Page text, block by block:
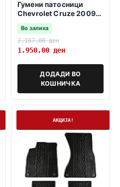
Гумени патосници
Chevrolet Cruze 2009-
2016
Во залиха
2.167,00ден
1.950,00 ден
ДОДАДИ ВО
КОШНИЧКА
Нема залихаАКЦИЈА!